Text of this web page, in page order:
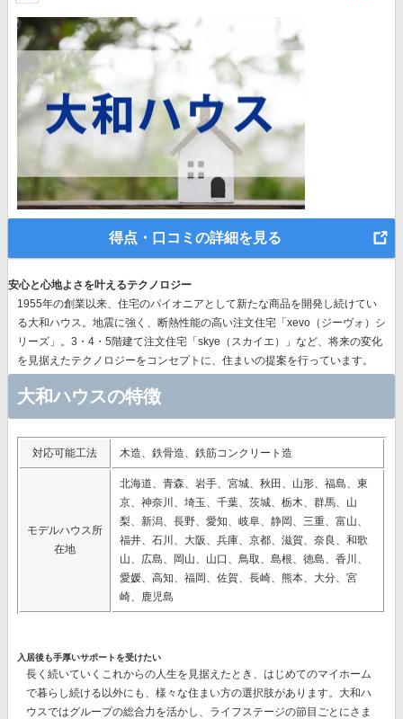
得点・口コミの詳細を見る
安心と心地よさを叶えるテクノロジー
1955年の創業以来、 住宅のパイオニア として新たな商品を開発し続けてい
る大和ハウス。地震に強く、断熱性能の高い注文住宅「xevo（ジーヴォ）シ
リーズ」。3・4・5階建て注文住宅「skye（スカイエ）」など、 将来の変化
を見据えたテクノロジーをコンセプトに、住まいの提案を行っています。
大和ハウスの特徴
対応可能工法 木造、鉄骨造、鉄筋コンクリート造
モデルハウス所
在地
北海道、青森、岩手、宮城、秋田、山形、福島、東
京、神奈川、埼玉、千葉、茨城、栃木、群馬、山
梨、新潟、長野、愛知、岐阜、静岡、三重、富山、
福井、石川、大阪、兵庫、京都、滋賀、奈良、和歌
山、広島、岡山、山口、鳥取、島根、徳島、香川、
愛媛、高知、福岡、佐賀、長崎、熊本、大分、宮
崎、鹿児島
入居後も手厚いサポートを受けたい
長く続いていくこれからの人生を見据えたとき、はじめてのマイホーム
で暮らし続ける以外にも、様々な住まい方の選択肢があります。大和ハ
ウスではグループの総合力を活かし、ライフステージの節目ごとにさま